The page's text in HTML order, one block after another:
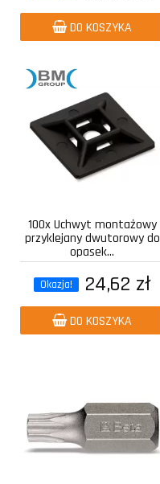
DO KOSZYKA
100x Uchwyt montażowy
przyklejany dwutorowy do
opasek...
Okazja! 24,62 zł
DO KOSZYKA